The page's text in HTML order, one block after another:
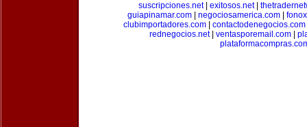
suscripciones.net| exitosos.net|
guiapinamar.com
negociosamerica.com
clubimportadores.com
contactodenegocios.com
rednegocios.net| ventasporemail.com